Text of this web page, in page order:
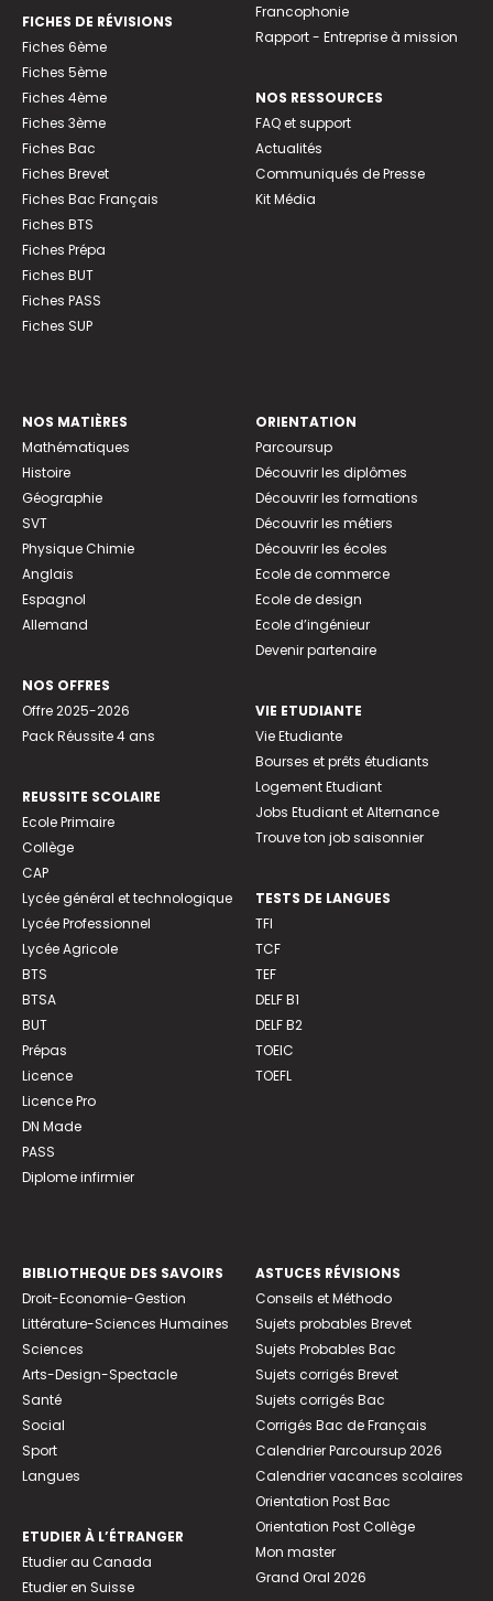
FICHES DE RÉVISIONS
Fiches 6ème
Fiches 5ème
Fiches 4ème
Fiches 3ème
Fiches Bac
Fiches Brevet
Fiches Bac Français
Fiches BTS
Fiches Prépa
Fiches BUT
Fiches PASS
Fiches SUP
Francophonie
Rapport - Entreprise à mission
NOS RESSOURCES
FAQ et support
Actualités
Communiqués de Presse
Kit Média
NOS MATIÈRES
Mathématiques
Histoire
Géographie
SVT
Physique Chimie
Anglais
Espagnol
Allemand
NOS OFFRES
Offre 2025-2026
Pack Réussite 4 ans
REUSSITE SCOLAIRE
Ecole Primaire
Collège
CAP
Lycée général et technologique
Lycée Professionnel
Lycée Agricole
BTS
BTSA
BUT
Prépas
Licence
Licence Pro
DN Made
PASS
Diplome infirmier
ORIENTATION
Parcoursup
Découvrir les diplômes
Découvrir les formations
Découvrir les métiers
Découvrir les écoles
Ecole de commerce
Ecole de design
Ecole d’ingénieur
Devenir partenaire
VIE ETUDIANTE
Vie Etudiante
Bourses et prêts étudiants
Logement Etudiant
Jobs Etudiant et Alternance
Trouve ton job saisonnier
TESTS DE LANGUES
TFI
TCF
TEF
DELF B1
DELF B2
TOEIC
TOEFL
BIBLIOTHEQUE DES SAVOIRS
Droit-Economie-Gestion
Littérature-Sciences Humaines
Sciences
Arts-Design-Spectacle
Santé
Social
Sport
Langues
ETUDIER À L’ÉTRANGER
Etudier au Canada
Etudier en Suisse
ASTUCES RÉVISIONS
Conseils et Méthodo
Sujets probables Brevet
Sujets Probables Bac
Sujets corrigés Brevet
Sujets corrigés Bac
Corrigés Bac de Français
Calendrier Parcoursup 2026
Calendrier vacances scolaires
Orientation Post Bac
Orientation Post Collège
Mon master
Grand Oral 2026